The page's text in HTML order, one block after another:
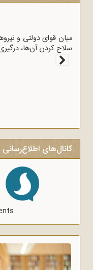
میان قوای دولتی و
سلاح کردن آن‌ها،
کانال‌های اطلاع‌رسانی